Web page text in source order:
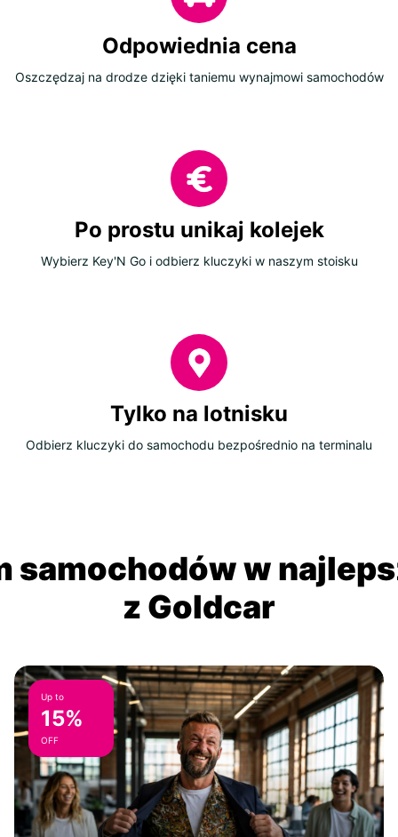
Odpowiednia cena
Oszczędzaj na drodze dzięki taniemu wynajmowi samochodów
Po prostu unikaj kolejek
Wybierz Key'N Go i odbierz kluczyki w naszym stoisku
Tylko na lotnisku
Odbierz kluczyki do samochodu bezpośrednio na terminalu
samochodów w
z Goldcar
Up to
15%
OFF